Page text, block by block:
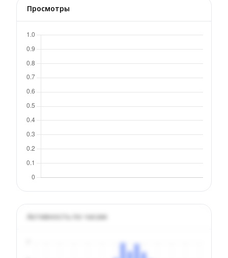
Просмотры
Активность по часам